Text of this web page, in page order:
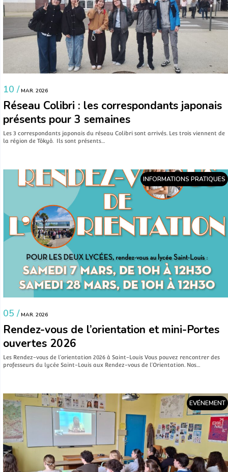
10 / MAR. 2026
Réseau Colibri : les correspondants japonais
présents pour 3 semaines
Les 3 correspondants japonais du réseau Colibri sont arrivés. Les trois viennent de
la région de Tôkyô. Ils sont présents…
INFORMATIONS PRATIQUES
05 / MAR. 2026
Rendez-vous de l’orientation et mini-Portes
ouvertes 2026
Les Rendez-vous de l’orientation 2026 à Saint-Louis Vous pouvez rencontrer des
professeurs du lycée Saint-Louis aux Rendez-vous de l’Orientation. Nos…
EVÉNEMENT